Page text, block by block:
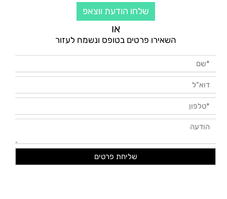
שלחו הודעת ווצאפ
או
השאירו פרטים בטופס ונשמח לעזור